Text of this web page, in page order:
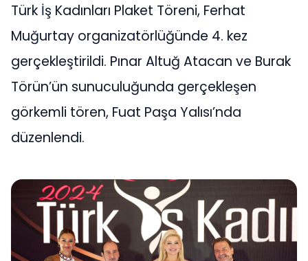
Türk İş Kadınları Plaket Töreni, Ferhat
Muğurtay organizatörlüğünde 4. kez
gerçekleştirildi. Pınar Altuğ Atacan ve Burak
Törün’ün sunuculuğunda gerçekleşen
görkemli tören, Fuat Paşa Yalısı’nda
düzenlendi.